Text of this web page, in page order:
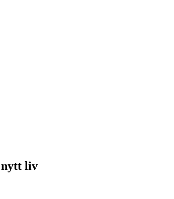
nytt liv